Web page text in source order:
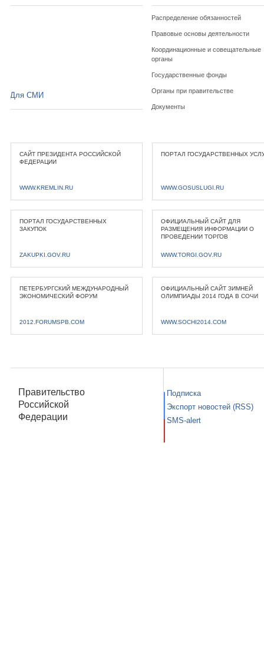
Распределение обязанностей
Правовые основы деятельности
Координационные и совещательные
органы
Государственные фонды
Органы при правительстве
Документы
Для СМИ
САЙТ ПРЕЗИДЕНТА РОССИЙСКОЙ
ФЕДЕРАЦИИ
WWW.KREMLIN.RU
ПОРТАЛ ГОСУДАРСТВЕННЫХ
WWW.GOSUSLUGI.RU
ПОРТАЛ ГОСУДАРСТВЕННЫХ
ЗАКУПОК
ZAKUPKI.GOV.RU
ОФИЦИАЛЬНЫЙ САЙТ ДЛЯ
РАЗМЕЩЕНИЯ ИНФОРМАЦИИ О
ПРОВЕДЕНИИ ТОРГОВ
WWW.TORGI.GOV.RU
ПЕТЕРБУРГСКИЙ МЕЖДУНАРОДНЫЙ
ЭКОНОМИЧЕСКИЙ ФОРУМ
2012.FORUMSPB.COM
ОФИЦИАЛЬНЫЙ САЙТ ЗИМНЕЙ
ОЛИМПИАДЫ 2014 ГОДА В СОЧИ
WWW.SOCHI2014.COM
Правительство
Российской
Федерации
Подписка
Экспорт новостей (RSS)
SMS-alert